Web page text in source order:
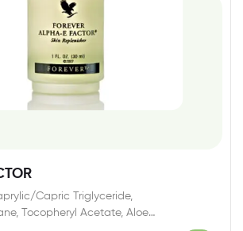
Capric Triglyceride,
Tocopheryl Acetate, Aloe